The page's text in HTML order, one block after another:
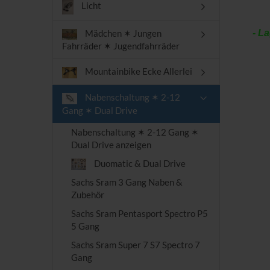
-
Licht
Mädchen ✶ Jungen
Fahrräder ✶ Jugendfahrräder
Mountainbike Ecke Allerlei
Nabenschaltung ✶ 2-12
Gang ✶ Dual Drive
Nabenschaltung ✶ 2-12 Gang ✶
Dual Drive anzeigen
Duomatic & Dual Drive
Sachs Sram 3 Gang Naben &
Zubehör
Sachs Sram Pentasport Spectro P5
5 Gang
Sachs Sram Super 7 S7 Spectro 7
Gang